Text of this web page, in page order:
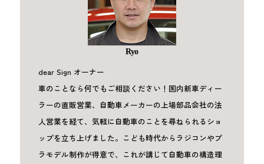
Ryo
dear Sign オーナー
車のことなら何でもご相談ください！国内新車ディー
ラーの直販営業、自動車メーカーの上場部品会社の法
人営業を経て、気軽に自動車のことを尋ねられるショ
ップを立ち上げました。こども時代からラジコンやプ
ラモデル制作が得意で、これが講じて自動車の構造理